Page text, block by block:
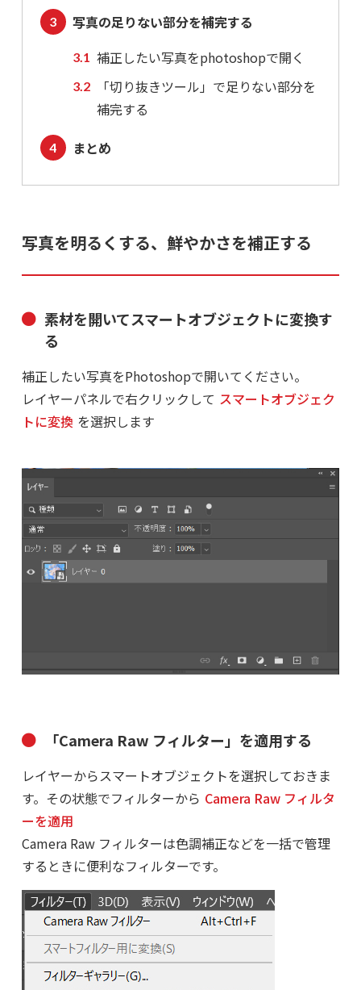
写真の足りない部分を補完する
補正したい写真をphotoshopで開く
「切り抜きツール」で足りない部分を
補完する
まとめ
写真を明るくする、鮮やかさを補正する
素材を開いてスマートオブジェクトに変換す
る
補正したい写真をPhotoshopで開いてください。
レイヤーパネルで右クリックして スマートオブジェク
トに変換 を選択します
「Camera Raw フィルター」を適用する
レイヤーからスマートオブジェクトを選択しておきま
す。その状態でフィルターから Camera Raw フィルタ
ーを適用
Camera Raw フィルターは色調補正などを一括で管理
するときに便利なフィルターです。